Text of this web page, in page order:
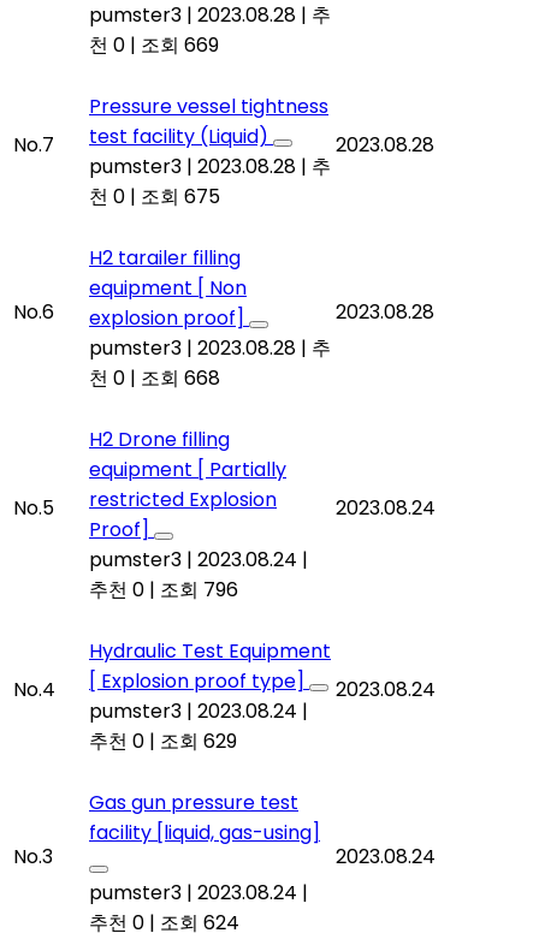
pumster3 | 2023.08.28 | 추
천 0 | 조회 669
No.7
Pressure vessel tightness
test facility (Liquid)
pumster3 | 2023.08.28 | 추
천 0 | 조회 675
2023.08.28
No.6
H2 tarailer filling
equipment [ Non
explosion proof]
pumster3 | 2023.08.28 | 추
천 0 | 조회 668
2023.08.28
No.5
H2 Drone filling
equipment [ Partially
restricted Explosion
Proof]
pumster3 | 2023.08.24 |
추천 0 | 조회 796
2023.08.24
No.4
Hydraulic Test Equipment
[ Explosion proof type]
pumster3 | 2023.08.24 |
추천 0 | 조회 629
2023.08.24
No.3
Gas gun pressure test
facility [liquid, gas-using]
pumster3 | 2023.08.24 |
추천 0 | 조회 624
2023.08.24